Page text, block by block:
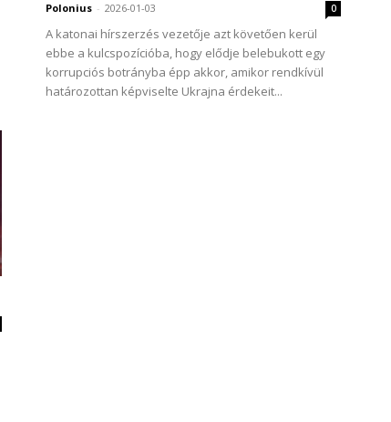
Polonius - 2026-01-03 0
A katonai hírszerzés vezetője azt követően kerül
ebbe a kulcspozícióba, hogy elődje belebukott egy
korrupciós botrányba épp akkor, amikor rendkívül
határozottan képviselte Ukrajna érdekeit...